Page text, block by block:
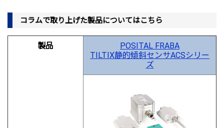
コラムで取り上げた製品についてはこちら
製品
POSITAL FRABA
TILTIX静的傾斜センサACSシリー
ズ